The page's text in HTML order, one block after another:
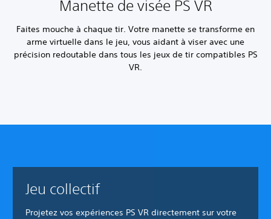
Manette de visée PS VR
Faites mouche à chaque tir. Votre manette se transforme en
arme virtuelle dans le jeu, vous aidant à viser avec une
précision redoutable dans tous les jeux de tir compatibles PS
VR.
Jeu collectif
Projetez vos expériences PS VR directement sur votre